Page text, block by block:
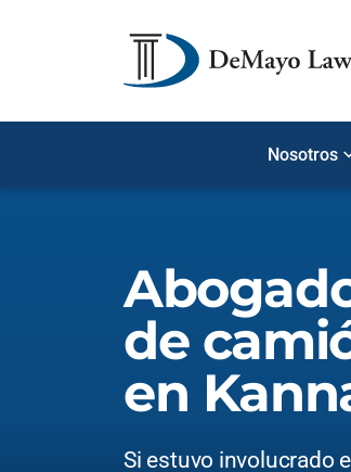
Nosotros
de
en
Si estuvo involucrado